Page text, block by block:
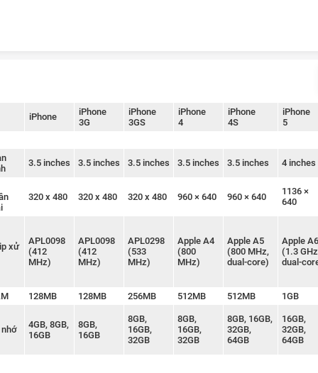
iPhone
iPhone
3G
iPhone
3GS
iPhone
4
iPhone
4S
iPhone
5
3.5 inches 3.5 inches 3.5 inches 3.5 inches 3.5 inches 4 inches
320 x 480 320 x 480 320 x 480 960 × 640 960 × 640
1136 ×
640
xử
APL0098
(412
MHz)
APL0098
(412
MHz)
APL0298
(533
MHz)
Apple A4
(800
MHz)
Apple A5
(800 MHz,
dual-core)
Apple A6
(1.3
dual-
128MB 128MB 256MB 512MB 512MB 1GB
nhớ
4GB, 8GB,
16GB
8GB,
16GB
8GB,
16GB,
32GB
8GB,
16GB,
32GB
8GB, 16GB,
32GB,
64GB
16GB,
32GB,
64GB